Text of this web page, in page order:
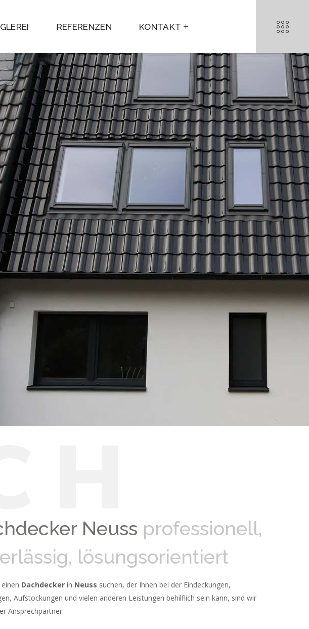
REFERENZEN KONTAKT
Neuss professionell,
lösungsorientiert
Dachdecker in Neuss suchen, der Ihnen bei der Eindeckungen,
Aufstockungen und vielen anderen Leistungen behilflich sein kann, sind wir
Ansprechpartner.